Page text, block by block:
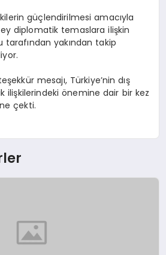
güçlendirilmesi amacıyla
diplomatik temaslara ilişkin
yakından takip
mesajı, Türkiye’nin dış
ilişkilerindeki önemine dair bir kez
çekti.